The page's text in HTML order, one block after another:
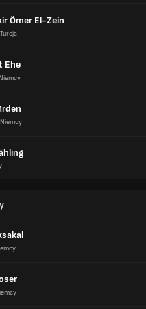
Ömer El-Zein
Turcja
Ehe
Niemcy